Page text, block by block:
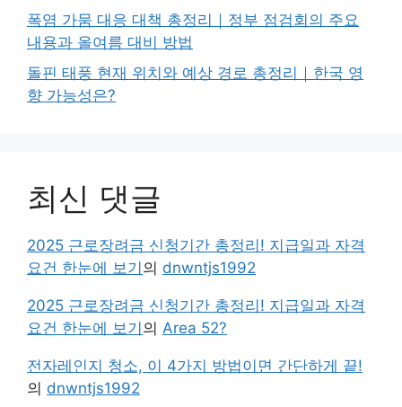
폭염 가뭄 대응 대책 총정리｜정부 점검회의 주요
내용과 올여름 대비 방법
돌핀 태풍 현재 위치와 예상 경로 총정리｜한국 영
향 가능성은?
최신 댓글
2025 근로장려금 신청기간 총정리! 지급일과 자격
요건 한눈에 보기의 dnwntjs1992
2025 근로장려금 신청기간 총정리! 지급일과 자격
요건 한눈에 보기의 Area 52?
전자레인지 청소, 이 4가지 방법이면 간단하게 끝!
의 dnwntjs1992